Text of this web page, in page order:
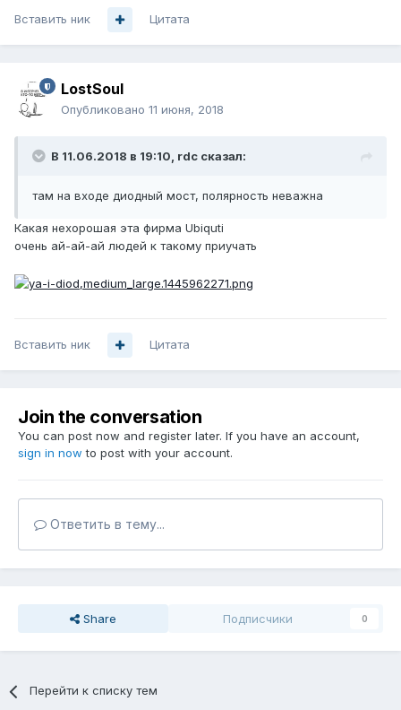
Вставить ник Цитата
LostSoul
Опубликовано 11 июня, 2018
В 11.06.2018 в 19:10, rdc сказал:
там на входе диодный мост, полярность неважна
Какая нехорошая эта фирма Ubiquti
очень ай-ай-ай людей к такому приучать
Вставить ник Цитата
Join the conversation
You can post now and register later. If you have an account,
sign in now to post with your account.
Ответить в тему...
Share Подписчики 0
Перейти к списку тем